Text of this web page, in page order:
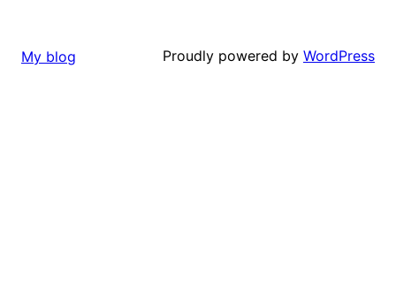
My blog Proudly powered by WordPress